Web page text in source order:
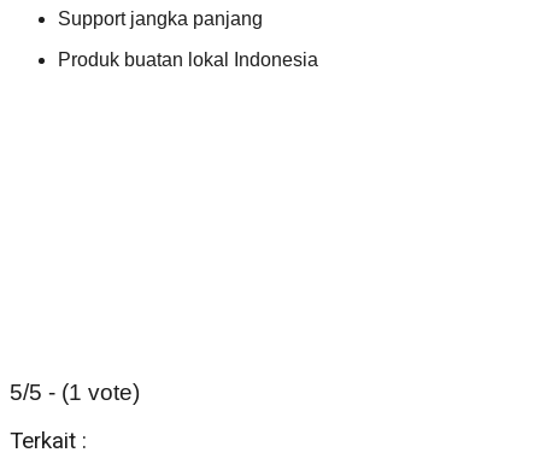
Support jangka panjang
Produk buatan lokal Indonesia
5/5 - (1 vote)
Terkait :